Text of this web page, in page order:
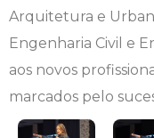
Arquitetura e
Engenharia Civil e
aos novos
marcados pelo
Enfermagem
Engenharia
Engenharia Civil
Calendário de
Carteirinha de
Central de Estágios
Comitê de Ética
Diploma Digital
Educação em